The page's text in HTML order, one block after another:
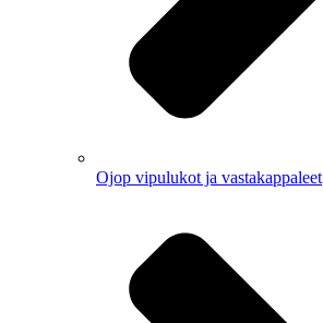
Ojop vipulukot ja vastakappaleet